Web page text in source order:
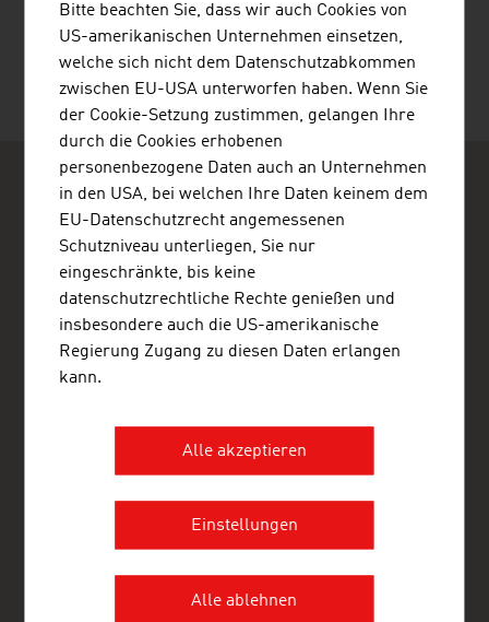
UNICREDIT BANK AUSTRIA AG
ADVANTAGE AUSTRIA Lagos
Austrian Embassy - Commercial Section Lagos
65A, Oyinkan Abayomi Drive
Lagos
+234 1 280 1304 , +234 809 097 8603
lagos@advantageaustria.org
Advantage Austria Nigeria on Facebook
Advantage Austria Ghana on Facebook
www.advantageaustria.org/ng
Bitte beachten Sie, dass wir auch Cookies von
US-amerikanischen Unternehmen einsetzen,
welche sich nicht dem Datenschutzabkommen
zwischen EU-USA unterworfen haben. Wenn Sie
der Cookie-Setzung zustimmen, gelangen Ihre
durch die Cookies erhobenen
personenbezogene Daten auch an Unternehmen
in den USA, bei welchen Ihre Daten keinem dem
EU-Datenschutzrecht angemessenen
Schutzniveau unterliegen, Sie nur
eingeschränkte, bis keine
datenschutzrechtliche Rechte genießen und
insbesondere auch die US-amerikanische
Regierung Zugang zu diesen Daten erlangen
kann.
Alle akzeptieren
Einstellungen
Alle ablehnen